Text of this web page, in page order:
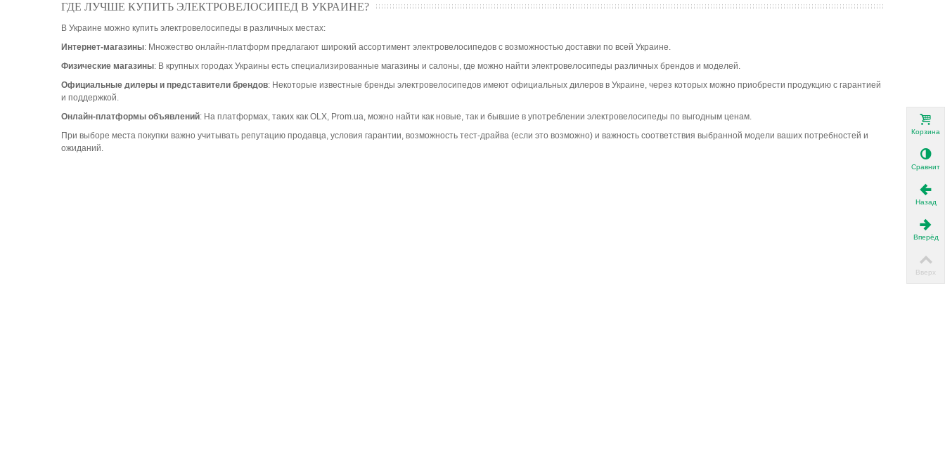
ГДЕ ЛУЧШЕ КУПИТЬ ЭЛЕКТРОВЕЛОСИПЕД В УКРАИНЕ?
В Украине можно купить электровелосипеды в различных местах:
Интернет-магазины: Множество онлайн-платформ предлагают широкий ассортимент электровелосипедов с возможностью доставки по всей Украине.
Физические магазины: В крупных городах Украины есть специализированные магазины и салоны, где можно найти электровелосипеды различных брендов и моделей.
Официальные дилеры и представители брендов: Некоторые известные бренды электровелосипедов имеют официальных дилеров в Украине, через которых можно приобрести продукцию с гарантией
и поддержкой.
Онлайн-платформы объявлений: На платформах, таких как OLX, Prom.ua, можно найти как новые, так и бывшие в употреблении электровелосипеды по выгодным ценам.
При выборе места покупки важно учитывать репутацию продавца, условия гарантии, возможность тест-драйва (если это возможно) и важность соответствия выбранной модели ваших потребностей и
ожиданий.
Корзина
Сравнить
Назад
Вперёд
Вверх